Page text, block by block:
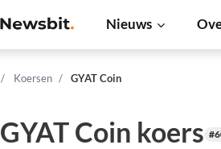
Nieuws
Koersen GYAT Coin
GYAT Coin koers